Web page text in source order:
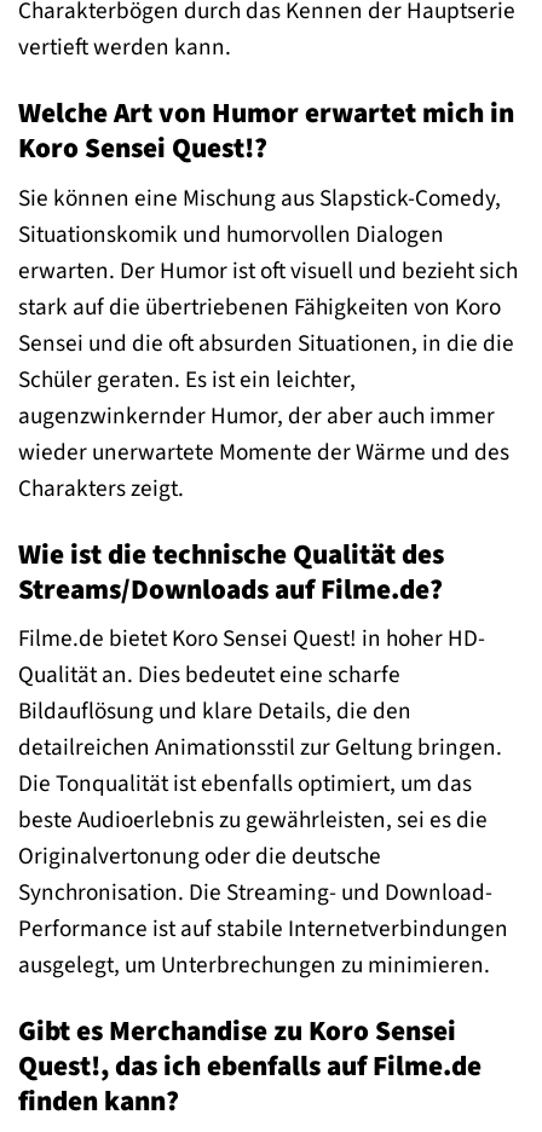
Charakterbögen durch das Kennen der Hauptserie
vertieft werden kann.
Welche Art von Humor erwartet mich in
Koro Sensei Quest!?
Sie können eine Mischung aus Slapstick-Comedy,
Situationskomik und humorvollen Dialogen
erwarten. Der Humor ist oft visuell und bezieht sich
stark auf die übertriebenen Fähigkeiten von Koro
Sensei und die oft absurden Situationen, in die die
Schüler geraten. Es ist ein leichter,
augenzwinkernder Humor, der aber auch immer
wieder unerwartete Momente der Wärme und des
Charakters zeigt.
Wie ist die technische Qualität des
Streams/Downloads auf Filme.de?
Filme.de bietet Koro Sensei Quest! in hoher HD-
Qualität an. Dies bedeutet eine scharfe
Bildauflösung und klare Details, die den
detailreichen Animationsstil zur Geltung bringen.
Die Tonqualität ist ebenfalls optimiert, um das
beste Audioerlebnis zu gewährleisten, sei es die
Originalvertonung oder die deutsche
Synchronisation. Die Streaming- und Download-
Performance ist auf stabile Internetverbindungen
ausgelegt, um Unterbrechungen zu minimieren.
Gibt es Merchandise zu Koro Sensei
Quest!, das ich ebenfalls auf Filme.de
finden kann?